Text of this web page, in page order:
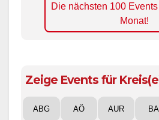
Die nächsten 100
Monat!
Zeige Events für
ABG AÖ AUR BA